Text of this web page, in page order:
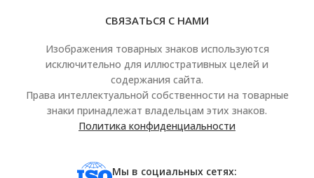
СВЯЗАТЬСЯ С НАМИ
Изображения товарных знаков используются
исключительно для иллюстративных целей и
содержания сайта.
Права интеллектуальной собственности на товарные
знаки принадлежат владельцам этих знаков.
Политика конфиденциальности
Мы в социальных сетях: